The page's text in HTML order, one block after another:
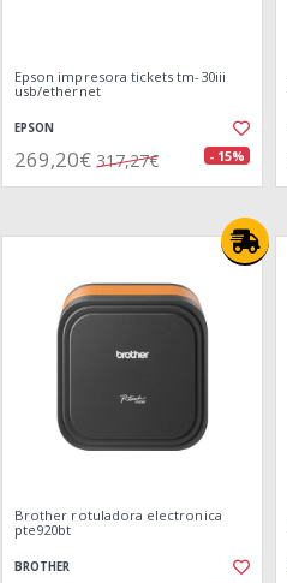
Epson impresora tickets tm-30iii
usb/ethernet
EPSON
269,20€ 317,27€ - 15%
Brother rotuladora electronica
pte920bt
BROTHER